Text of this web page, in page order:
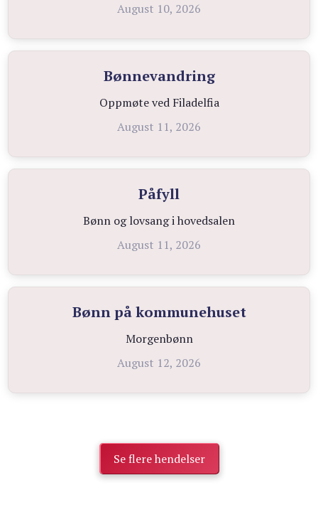
August 10, 2026
Bønnevandring
Oppmøte ved Filadelfia
August 11, 2026
Påfyll
Bønn og lovsang i hovedsalen
August 11, 2026
Bønn på kommunehuset
Morgenbønn
August 12, 2026
Se flere hendelser